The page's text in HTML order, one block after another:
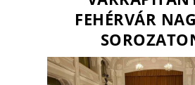
FEHÉRVÁR